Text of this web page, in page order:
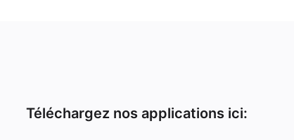
Téléchargez nos applications ici: